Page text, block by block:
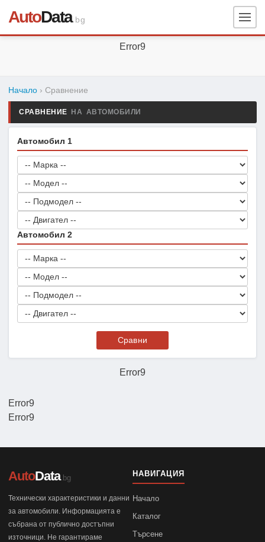
AutoData.bg
Error9
Error9
Начало › Сравнение
СРАВНЕНИЕ НА АВТОМОБИЛИ
Автомобил 1
Автомобил 2
Сравни
Error9
Error9
AutoData.bg
Технически характеристики и данни
за автомобили. Информацията е
събрана от публично достъпни
източници. Не гарантираме
НАВИГАЦИЯ
Начало
Каталог
Търсене